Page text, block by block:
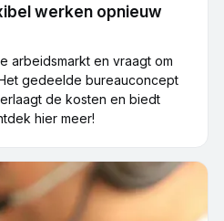
werken opnieuw
arbeidsmarkt en vraagt om
gedeelde bureauconcept
de kosten en biedt
hier meer!